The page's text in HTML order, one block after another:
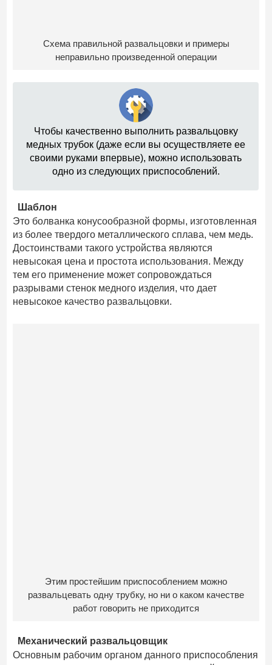
Схема правильной развальцовки и примеры
неправильно произведенной операции
Чтобы качественно выполнить развальцовку
медных трубок (даже если вы осуществляете ее
своими руками впервые), можно использовать
одно из следующих приспособлений.
Шаблон
Это болванка конусообразной формы, изготовленная
из более твердого металлического сплава, чем медь.
Достоинствами такого устройства являются
невысокая цена и простота использования. Между
тем его применение может сопровождаться
разрывами стенок медного изделия, что дает
невысокое качество развальцовки.
Этим простейшим приспособлением можно
развальцевать одну трубку, но ни о каком качестве
работ говорить не приходится
Механический развальцовщик
Основным рабочим органом данного приспособления